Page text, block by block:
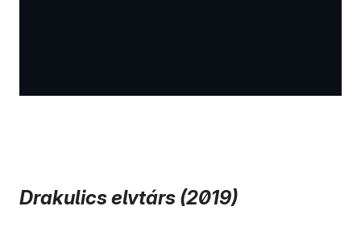
Drakulics elvtárs (2019)